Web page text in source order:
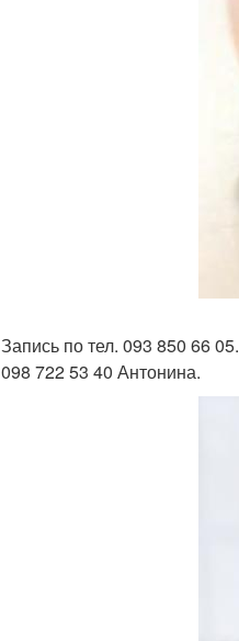
Запись по тел. 093 850 66 05.
098 722 53 40 Антонина.